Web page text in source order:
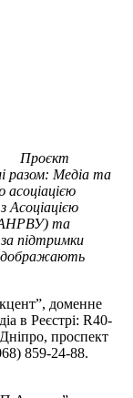
Проєкт
разом: Медіа та
асоціацією
Асоціацією
(АНРВУ) та
підтримки
доменне
в Реєстрі: R40-
проспект
859-24-88.